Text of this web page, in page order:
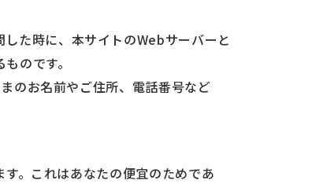
た時に、本サイトのWebサーバーと
のです。
のお名前やご住所、電話番号など
。これはあなたの便宜のためであ